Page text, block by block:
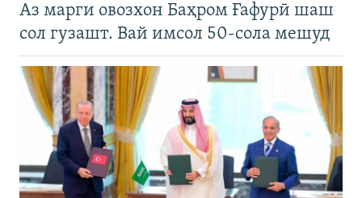
Аз марги овозхон Баҳром Ғафурӣ шаш
сол гузашт. Вай имсол 50-сола мешуд